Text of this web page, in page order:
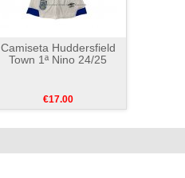
Camiseta Huddersfield
Town 1ª Nino 24/25
€17.00